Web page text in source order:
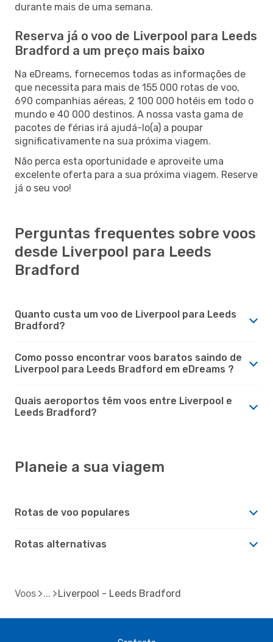
durante mais de uma semana.
Reserva já o voo de Liverpool para Leeds
Bradford a um preço mais baixo
Na eDreams, fornecemos todas as informações de
que necessita para mais de 155 000 rotas de voo,
690 companhias aéreas, 2 100 000 hotéis em todo o
mundo e 40 000 destinos. A nossa vasta gama de
pacotes de férias irá ajudá-lo(a) a poupar
significativamente na sua próxima viagem.
Não perca esta oportunidade e aproveite uma
excelente oferta para a sua próxima viagem. Reserve
já o seu voo!
Perguntas frequentes sobre voos
desde Liverpool para Leeds
Bradford
Quanto custa um voo de Liverpool para Leeds
Bradford?
Como posso encontrar voos baratos saindo de
Liverpool para Leeds Bradford em eDreams ?
Quais aeroportos têm voos entre Liverpool e
Leeds Bradford?
Planeie a sua viagem
Rotas de voo populares
Rotas alternativas
Voos Liverpool - Leeds Bradford